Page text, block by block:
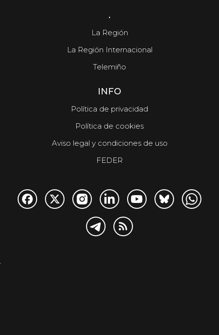
.
La Región
La Región Internacional
Telemiño
INFO
Política de privacidad
Política de cookies
Aviso legal y condiciones de uso
FEDER